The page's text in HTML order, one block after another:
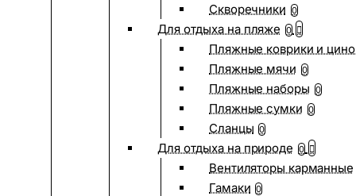
Скворечники 0
Для отдыха на пляже 0
Пляжные коврики и
Пляжные мячи 0
Пляжные наборы 0
Пляжные сумки 0
Сланцы 0
Для отдыха на природе 0
Вентиляторы карманные
Гамаки 0